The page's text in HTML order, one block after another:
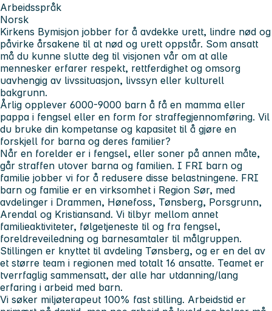
Arbeidsspråk
Norsk
Kirkens Bymisjon jobber for å avdekke urett, lindre nød og
påvirke årsakene til at nød og urett oppstår. Som ansatt
må du kunne slutte deg til visjonen vår om at alle
mennesker erfarer respekt, rettferdighet og omsorg
uavhengig av livssituasjon, livssyn eller kulturell
bakgrunn.
Årlig opplever 6000-9000 barn å få en mamma eller
pappa i fengsel eller en form for straffegjennomføring. Vil
du bruke din kompetanse og kapasitet til å gjøre en
forskjell for barna og deres familier?
Når en forelder er i fengsel, eller soner på annen måte,
går straffen utover barna og familien. I FRI barn og
familie jobber vi for å redusere disse belastningene. FRI
barn og familie er en virksomhet i Region Sør, med
avdelinger i Drammen, Hønefoss, Tønsberg, Porsgrunn,
Arendal og Kristiansand. Vi tilbyr mellom annet
familieaktiviteter, følgetjeneste til og fra fengsel,
foreldreveiledning og barnesamtaler til målgruppen.
Stillingen er knyttet til avdeling Tønsberg, og er en del av
et større team i regionen med totalt 16 ansatte. Teamet er
tverrfaglig sammensatt, der alle har utdanning/lang
erfaring i arbeid med barn.
Vi søker miljøterapeut 100% fast stilling. Arbeidstid er